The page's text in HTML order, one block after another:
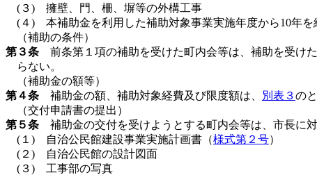
(３) 擁壁、門、柵、塀等の外構工事
(４) 本補助金を利用した補助対象事業実施年度から10年を
（補助の条件）
第３条 前条第１項の補助を受けた町内会等は、補助を受けた
らない。
（補助金の額等）
第４条 補助金の額、補助対象経費及び限度額は、 別表３の
（交付申請書の提出）
第５条 補助金の交付を受けようとする町内会等は、市長に
(１) 自治公民館建設事業実施計画書（様式第２号）
(２) 自治公民館の設計図面
(３) 工事部の写真